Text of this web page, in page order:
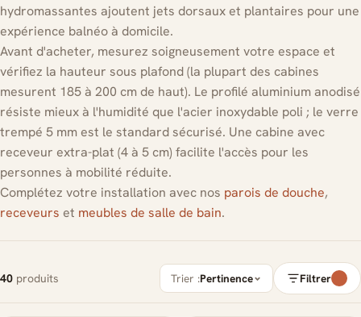
hydromassantes ajoutent jets dorsaux et plantaires pour une
expérience balnéo à domicile.
Avant d'acheter, mesurez soigneusement votre espace et
vérifiez la hauteur sous plafond (la plupart des cabines
mesurent 185 à 200 cm de haut). Le profilé aluminium anodisé
résiste mieux à l'humidité que l'acier inoxydable poli ; le verre
trempé 5 mm est le standard sécurisé. Une cabine avec
receveur extra-plat (4 à 5 cm) facilite l'accès pour les
personnes à mobilité réduite.
Complétez votre installation avec nos parois de douche,
receveurs et meubles de salle de bain.
40 produits Trier :Pertinence Filtrer